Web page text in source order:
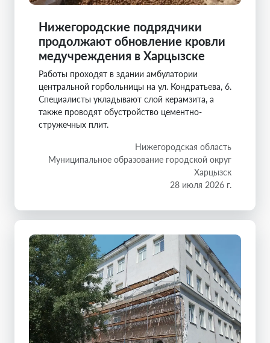
Нижегородские подрядчики
продолжают обновление кровли
медучреждения в Харцызске
Работы проходят в здании амбулатории
центральной горбольницы на ул. Кондратьева, 6.
Специалисты укладывают слой керамзита, а
также проводят обустройство цементно-
стружечных плит.
Нижегородская область
Муниципальное образование городской округ
Харцызск
28 июля 2026 г.